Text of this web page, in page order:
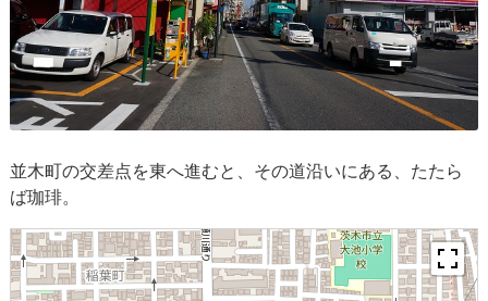
並木町の交差点を東へ進むと、その道沿いにある、たたら
ば珈琲。